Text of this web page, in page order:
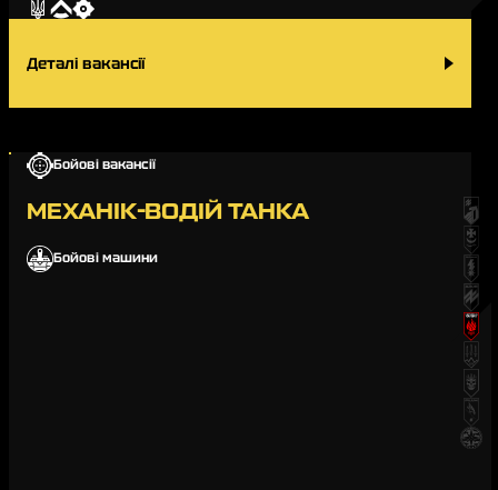
Деталі вакансії
Бойові вакансії
МЕХАНІК-ВОДІЙ ТАНКА
Бойові машини